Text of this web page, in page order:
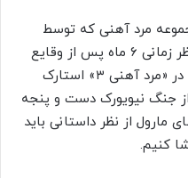
مرد آهنی که توسط
شین بلک کارگردانی شده است از نظر زمانی ۶ ماه پس از وقایع
فیلم «انتقام‎‌جویان» اتفاق می‌افتد. در «مرد آهنی ۳» استارک
جنگ نیویورک دست و پنجه
مارول از نظر داستانی باید
کنیم.